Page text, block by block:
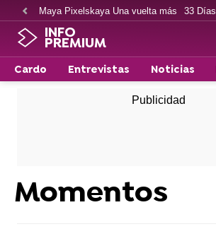
Maya Pixelskaya Una vuelta más 33 Días
INFO
PREMIUM
Cardo Entrevistas Noticias
Momentos